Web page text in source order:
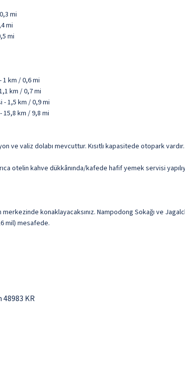
mi
mi
mi
1 km / 0,6 mi
km / 0,7 mi
- 1,5 km / 0,9 mi
15,8 km / 9,8 mi
ve valiz dolabı mevcuttur. Kısıtlı kapasitede otopark vardır.
otelin kahve dükkânında/kafede hafif yemek servisi
konaklayacaksınız. Nampodong Sokağı ve
mil) mesafede.
48983 KR